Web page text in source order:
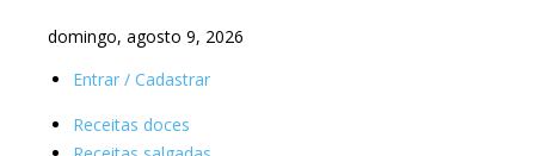
domingo, agosto 9, 2026
Entrar / Cadastrar
Receitas doces